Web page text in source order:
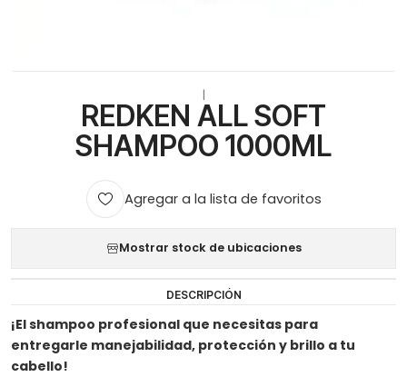
REDKEN ALL SOFT
SHAMPOO 1000ML
Agregar a la lista de favoritos
Mostrar stock de ubicaciones
DESCRIPCIÓN
¡El shampoo profesional que necesitas para
entregarle manejabilidad, protección y brillo a tu
cabello!